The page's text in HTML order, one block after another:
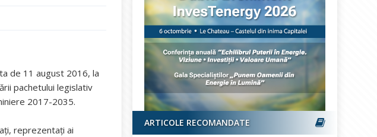
de 11 august 2016, la
pachetului legislativ
2017-2035.
reprezentați ai
ARTICOLE RECOMANDATE